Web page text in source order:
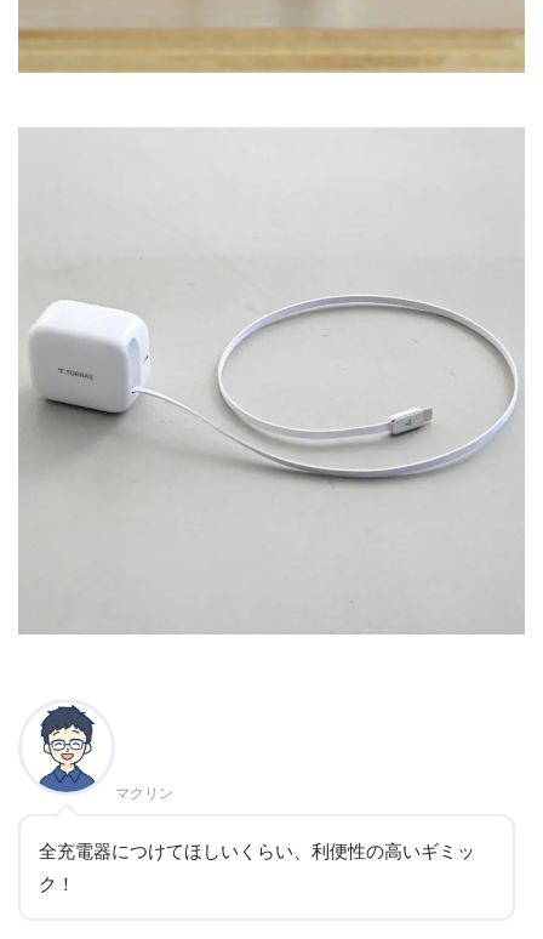
マクリン
全充電器につけてほしいくらい、利便性の高いギミッ
ク！